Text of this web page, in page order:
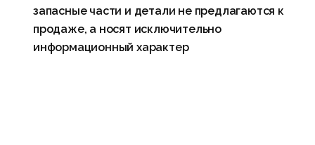
запасные части и детали не предлагаются к
продаже, а носят исключительно
информационный характер